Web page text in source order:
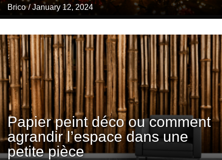
Brico / January 12, 2024
Papier peint déco ou comment
agrandir l’espace dans une
petite pièce